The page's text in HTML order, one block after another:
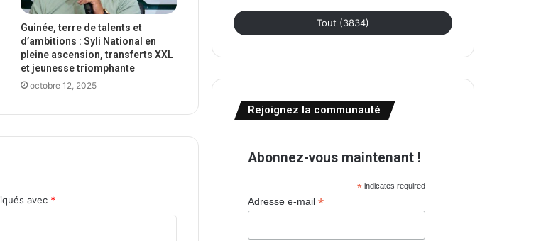
Guinée, terre de talents et
d’ambitions : Syli National en
pleine ascension, transferts XXL
et jeunesse triomphante
octobre 12, 2025
avec *
Tout (3834)
Rejoignez la communauté
Abonnez-vous maintenant !
*indicates required
Adresse e-mail*